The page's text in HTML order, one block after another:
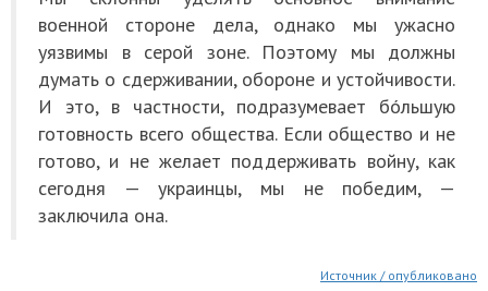
военной стороне дела, однако мы ужасно
уязвимы в серой зоне. Поэтому мы должны
думать о сдерживании, обороне и устойчивости.
И это, в частности, подразумевает бóльшую
готовность всего общества. Если общество и не
готово, и не желает поддерживать войну, как
сегодня — украинцы, мы не победим, —
заключила она.
Источник / опубликовано